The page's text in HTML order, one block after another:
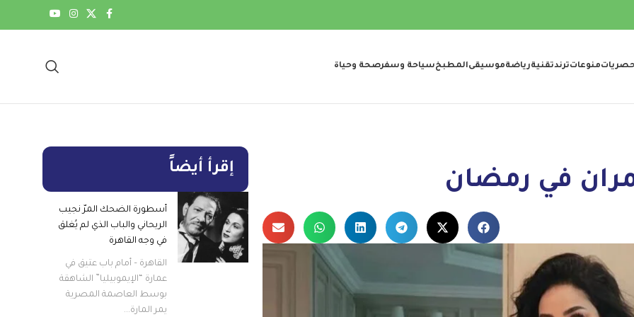
منوعاتترندتقنيةرياضةموسيقىالمطبخسياحة وسفرصحة وحياة
في رمضان إقرأ أيضاً
أسطورة الضحك المرّ نجيب
الريحاني والباب الذي لم يُغلق
في وجه القاهرة
القاهرة – أمام باب عتيق في
عمارة “الإيموبيليا” الشاهقة
بوسط العاصمة المصرية
يمر المارة...